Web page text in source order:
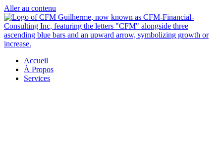
Aller au contenu
Accueil
À Propos
Services